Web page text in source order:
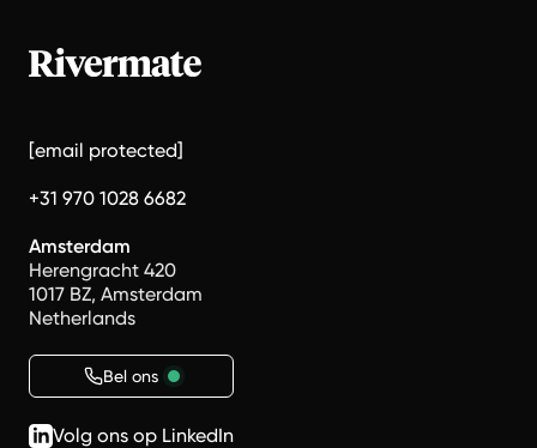
[email protected]
+31 970 1028 6682
Amsterdam
Herengracht 420
1017 BZ, Amsterdam
Netherlands
Bel ons
Volg ons op LinkedIn